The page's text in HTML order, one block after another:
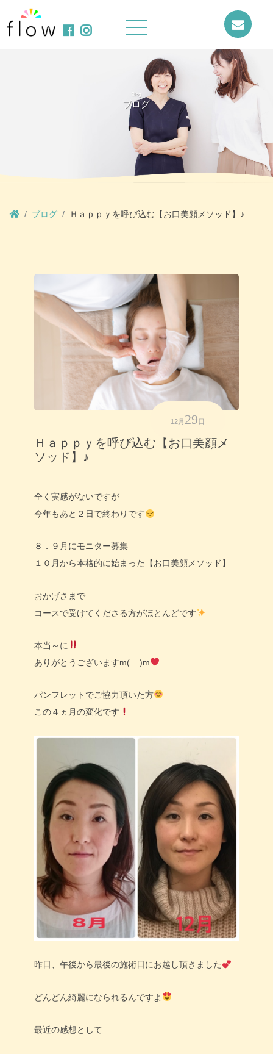
Blog
ブログ
ブログ Ｈａｐｐｙを呼び込む【お口美顔メソッド】♪
12月 29 日
Ｈａｐｐｙを呼び込む【お口美顔メ
ソッド】♪
全く実感がないですが
今年もあと２日で終わりです
８．９月にモニター募集
１０月から本格的に始まった【お口美顔メソッド】
おかげさまで
コースで受けてくださる方がほとんどです
本当～に
ありがとうございますm(__)m
パンフレットでご協力頂いた方
この４ヵ月の変化です
昨日、午後から最後の施術日にお越し頂きました
どんどん綺麗になられるんですよ
最近の感想として